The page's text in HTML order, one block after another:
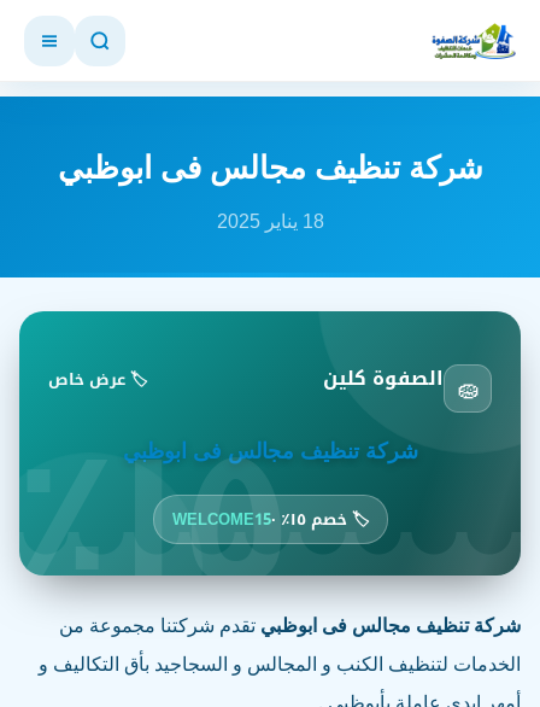
شركة تنظيف مجالس فى ابوظبي
18 يناير 2025
١٥٪ 🧽 الصفوة كلين 🏷️ عرض خاص
شركة تنظيف مجالس فى ابوظبي
🏷️ خصم ١٥٪ · WELCOME15
شركة تنظيف مجالس فى ابوظبي تقدم شركتنا مجموعة من
الخدمات لتنظيف الكنب و المجالس و السجاجيد بأق التكاليف و
أمهر ايدي عاملة بأبوظبى .